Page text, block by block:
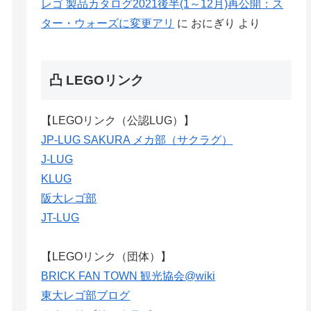
レゴ 製品カタログ2021後半(1～12月)再公開：ス
ター・ウォーズに変更アリ に おにぎり より
凸 LEGOリンク
【LEGOリンク（公認LUG）】
JP-LUG SAKURA メカ部（サクラグ）
J-LUG
KLUG
阪大レゴ部
JT-LUG
【LEGOリンク（団体）】
BRICK FAN TOWN 観光協会@wiki
東大レゴ部ブログ